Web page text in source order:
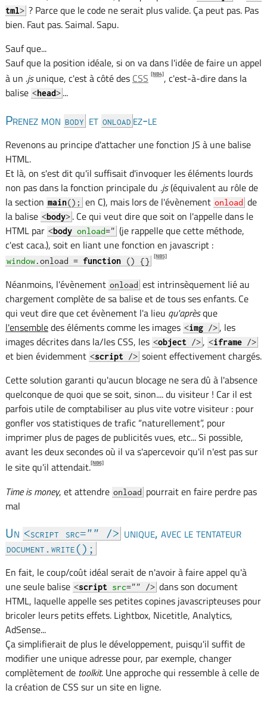
tml>? Parce que le code ne serait plus valide. Ça peut pas. Pas
bien. Faut pas. Saimal. Sapu.
Sauf que...
Sauf que la position idéale, si on va dans l'idée de faire un appel
à un .jsunique, c'est à côté des CSS [NB4], c'est-à-dire dans la
balise <head> ...
Prenez mon bodyet onloadez-le
Revenons au principe d'attacher une fonction JS à une balise
HTML.
Et là, on s'est dit qu'il suffisait d'invoquer les éléments lourds
non pas dans la fonction principale du .js(équivalent au rôle de
la section main(); en C), mais lors de l'évènement onload de
la balise <body>. Ce qui veut dire que soit on l'appelle dans le
HTML par <body onload=" (je rappelle que cette méthode,
c'est caca.), soit en liant une fonction en javascript :
window.onload = function() {} [NB5]
Néanmoins, l'évènement onload est intrinsèquement lié au
chargement complète de sa balise et de tous ses enfants. Ce
qui veut dire que cet évènement l'a lieu qu'aprèsque
l'ensembledes éléments comme les images <img/>, les
images décrites dans la/les CSS, les <object />, <iframe/>
et bien évidemment <script />soient effectivement chargés.
Cette solution garanti qu'aucun blocage ne sera dû à l'absence
quelconque de quoi que se soit, sinon.... du visiteur ! Car il est
parfois utile de comptabiliser au plus vite votre visiteur : pour
gonfler vos statistiques de trafic “naturellement”, pour
imprimer plus de pages de publicités vues, etc... Si possible,
avant les deux secondes où il va s'apercevoir qu'il n'est pas sur
le site qu'il attendait.[NB6]
Time is money, et attendre onload pourrait en faire perdre pas
mal
Un <script src​="" />unique, avec le tentateur
document.write();
En fait, le coup/coût idéal serait de n'avoir à faire appel qu'à
une seule balise <script src="" />dans son document
HTML, laquelle appelle ses petites copines javascripteuses pour
bricoler leurs petits effets. Lightbox, Nicetitle, Analytics,
AdSense...
Ça simplifierait de plus le développement, puisqu'il suffit de
modifier une unique adresse pour, par exemple, changer
complètement de toolkit. Une approche qui ressemble à celle de
la création de CSS sur un site en ligne.